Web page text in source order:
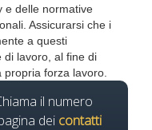
e delle normative
Assicurarsi che i
a questi
di lavoro, al fine di
forza lavoro.
il numero
dei contatti